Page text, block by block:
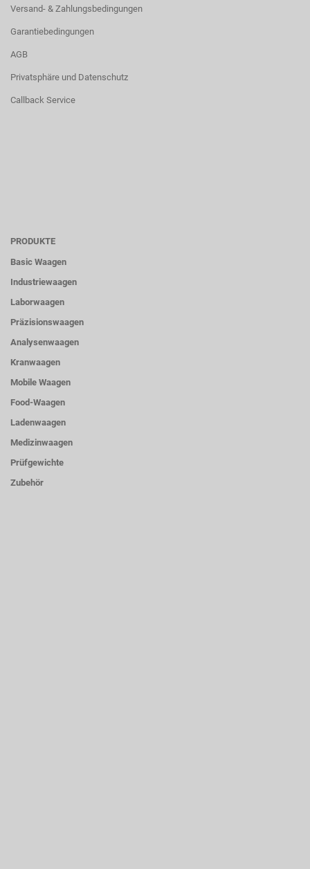
Versand- & Zahlungsbedingungen
Garantiebedingungen
AGB
Privatsphäre und Datenschutz
Callback Service
PRODUKTE
Basic Waagen
Industriewaagen
Laborwaagen
Präzisionswaagen
Analysenwaagen
Kranwaagen
Mobile Waagen
Food-Waagen
Ladenwaagen
Medizinwaagen
Prüfgewichte
Zubehör